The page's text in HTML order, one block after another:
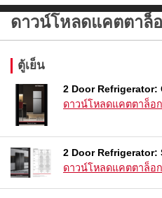
ดาวน์โหลดแคตตาล็
ตู้เย็น
2 Door Refrigerator:
ดาวน์โหลดแคตตาล็อก
2 Door Refrigerator:
ดาวน์โหลดแคตตาล็อก